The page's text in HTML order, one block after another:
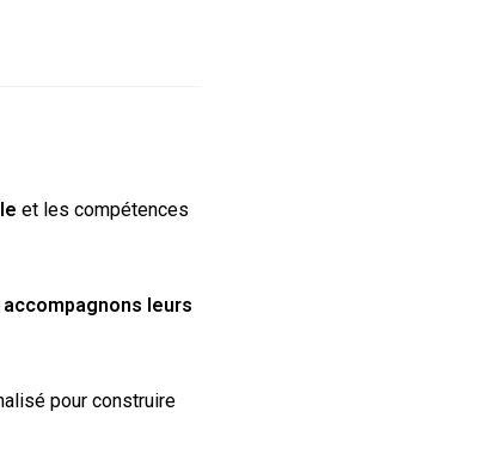
et les compétences
accompagnons leurs
pour construire